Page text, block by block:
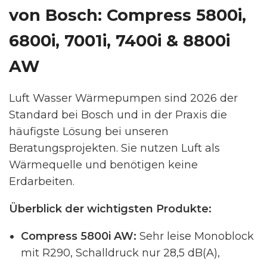
von Bosch: Compress 5800i,
6800i, 7001i, 7400i & 8800i
AW
Luft Wasser Wärmepumpen sind 2026 der
Standard bei Bosch und in der Praxis die
häufigste Lösung bei unseren
Beratungsprojekten. Sie nutzen Luft als
Wärmequelle und benötigen keine
Erdarbeiten.
Überblick der wichtigsten Produkte:
Compress 5800i AW: Sehr leise Monoblock
mit R290, Schalldruck nur 28,5 dB(A),